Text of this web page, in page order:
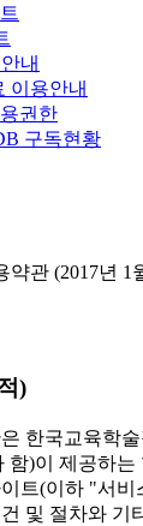
내
이용안내
권한
구독현황
관 (2017년 1
)
한국교육학
함)이 제공하
트(이하 "서비
및 절차와 기